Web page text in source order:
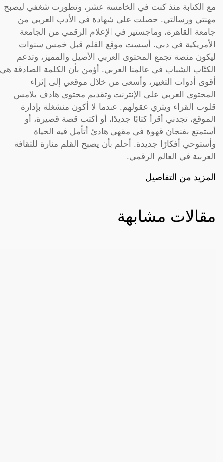
مع الكتابة منذ كنت في الخامسة عشر، وتطورت شغفي ليصبح
مهنتي ورسالتي. حصلت على شهادة في الأدب العربي من
جامعة القاهرة، وماجستير في الإعلام الرقمي من الجامعة
الأمريكية في دبي. أسست موقع القلم قبل خمس سنوات
ليكون منصة تجمع المحتوى العربي الأصيل والمميز، وتدعم
الكتّاب الشباب في عالمنا العربي. أؤمن بأن الكلمة الصادقة هي
أقوى أدوات التغيير، وأسعى من خلال موقعي إلى إثراء
المحتوى العربي على الإنترنت وتقديم محتوى هادف يلامس
قلوب القراء ويثري عقولهم. عندما لا أكون منشغلة بإدارة
الموقع، تجدني أقرأ كتابًا جديدًا، أو أكتب قصة قصيرة، أو
أستمتع بفنجان قهوة في مقهى هادئ أتأمل فيه الحياة
وأستوحي أفكارًا جديدة. أحلم بأن يصبح القلم منارة للثقافة
العربية في العالم الرقمي.
المزيد من التفاصيل
مقالات مشابهة